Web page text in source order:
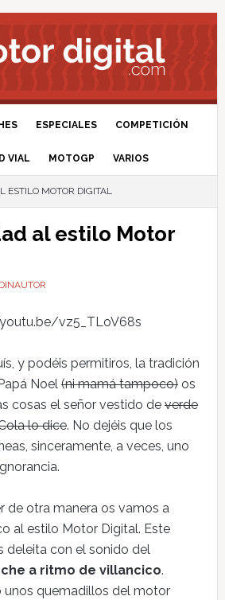
ESPECIALES COMPETICIÓN
VIAL MOTOGP VARIOS
ESTILO MOTOR DIGITAL
al estilo Motor
DINAUTOR
vz5_TLoV68s
y podéis permitiros, la tradición
Noel (ni mamá tampoco)os
cosas el señor vestido de verde
lo dice. No dejéis que los
sinceramente, a veces, uno
de otra manera os vamos a
al estilo Motor Digital. Este
deleita con el sonido del
a ritmo de villancico.
unos quemadillos del motor